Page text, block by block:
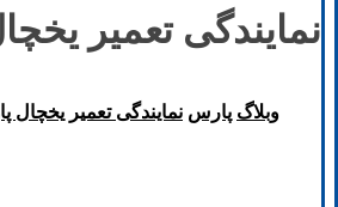
نمایندگی تعمیر
وبلاگ پارس نمایندگی تعمیر